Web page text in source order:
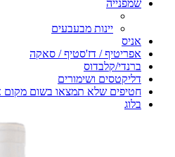
שמפנייה
יינות מבעבעים
אניס
אפריטיף / דז'סטיף / סאקה
ברנדי/קלבדוס
דליקטסים ושימורים
חטיפים שלא תמצאו בשום מקום
בלוג